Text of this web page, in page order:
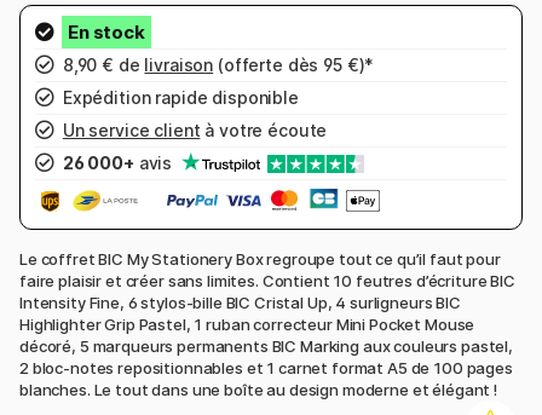
8,90 € de livraison (offerte dès 95 €)*
Expédition rapide disponible
Un service client à votre écoute
26 000+ avis
Le coffret BIC My Stationery Box regroupe tout ce qu’il faut pour
faire plaisir et créer sans limites. Contient 10 feutres d’écriture BIC
Intensity Fine, 6 stylos-bille BIC Cristal Up, 4 surligneurs BIC
Highlighter Grip Pastel, 1 ruban correcteur Mini Pocket Mouse
décoré, 5 marqueurs permanents BIC Marking aux couleurs pastel,
2 bloc-notes repositionnables et 1 carnet format A5 de 100 pages
blanches. Le tout dans une boîte au design moderne et élégant !